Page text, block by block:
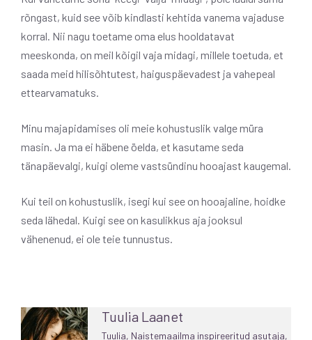
rõngast, kuid see võib kindlasti kehtida vanema vajaduse
korral. Nii nagu toetame oma elus hooldatavat
meeskonda, on meil kõigil vaja midagi, millele toetuda, et
saada meid hilisõhtutest, haiguspäevadest ja vahepeal
ettearvamatuks.
Minu majapidamises oli meie kohustuslik valge müra
masin. Ja ma ei häbene öelda, et kasutame seda
tänapäevalgi, kuigi oleme vastsündinu hooajast kaugemal.
Kui teil on kohustuslik, isegi kui see on hooajaline, hoidke
seda lähedal. Kuigi see on kasulikkus aja jooksul
vähenenud, ei ole teie tunnustus.
Tuulia Laanet
Tuulia, Naistemaailma inspireeritud asutaja,